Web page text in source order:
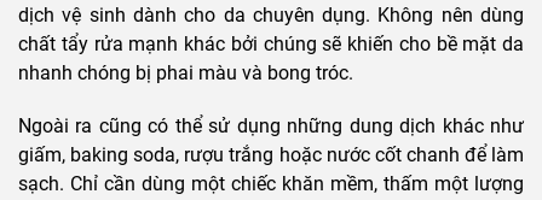
dịch vệ sinh dành cho da chuyên dụng. Không nên dùng
chất tẩy rửa mạnh khác bởi chúng sẽ khiến cho bề mặt da
nhanh chóng bị phai màu và bong tróc.
Ngoài ra cũng có thể sử dụng những dung dịch khác như
giấm, baking soda, rượu trắng hoặc nước cốt chanh để làm
sạch. Chỉ cần dùng một chiếc khăn mềm, thấm một lượng